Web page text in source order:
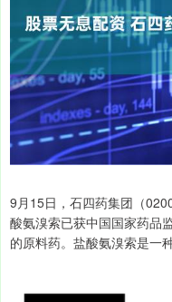
9月15日，石四药集团（
酸氨溴索已获中国国家药品
的原料药。盐酸氨溴索是一